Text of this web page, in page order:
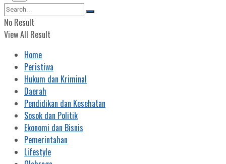
No Result
View All Result
Home
Peristiwa
Hukum dan Kriminal
Daerah
Pendidikan dan Kesehatan
Sosok dan Politik
Ekonomi dan Bisnis
Pemerintahan
Lifestyle